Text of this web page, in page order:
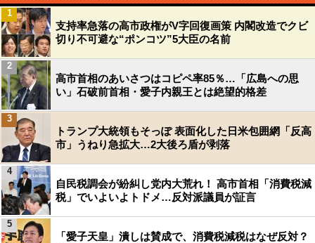
支持率急落の高市政権がV字回復画策 内閣改造でクビ
切り不可避な“ポンコツ”5大臣の名前
1
高市首相のあいさつはコピペ率85％…「広島への思
い」石破前首相・愛子内親王とは絶望的格差
2
トランプ大統領もそっぽ 表面化した日米包囲網「反高
市」うねり急拡大…2大後ろ盾が剥落
3
自民税調会が紛糾し党内大荒れ！ 高市首相「消費税減
税」でいよいよトドメ…反対派議員が証言
4
「愛子天皇」潰しは賛成で、消費税減税はなぜ反対？
5